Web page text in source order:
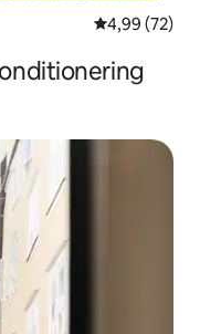
4,99 av 5 i
4,99 (72)